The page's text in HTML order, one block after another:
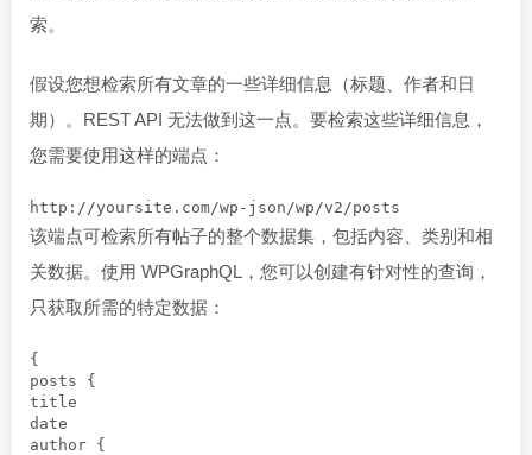
索。
假设您想检索所有文章的一些详细信息（标题、作者和日
期）。REST API 无法做到这一点。要检索这些详细信息，
您需要使用这样的端点：
http://yoursite.com/wp-json/wp/v2/posts
该端点可检索所有帖子的整个数据集，包括内容、类别和相
关数据。使用 WPGraphQL，您可以创建有针对性的查询，
只获取所需的特定数据：
{
posts {
title
date
author {